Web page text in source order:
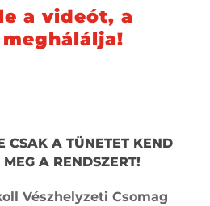
a videót, a
CSAK A TÜNETET KEND
A RENDSZERT!
Vészhelyzeti Csomag